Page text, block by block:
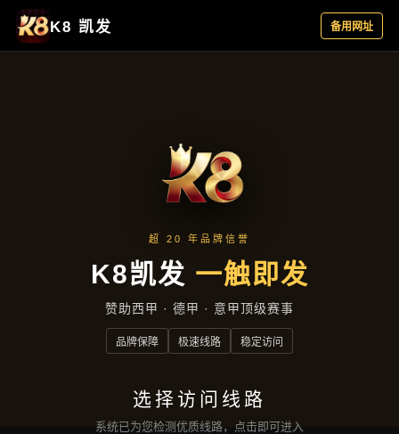
主营产品
首页 主营产品